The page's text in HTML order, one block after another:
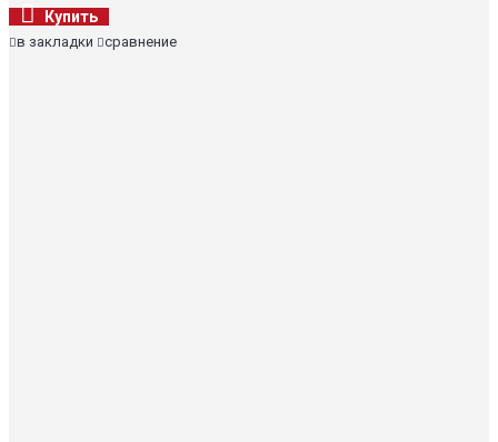
Купить
в закладки сравнение